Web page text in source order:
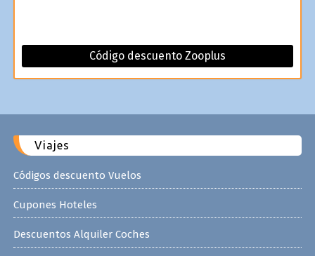
Código descuento Zooplus
Viajes
Códigos descuento Vuelos
Cupones Hoteles
Descuentos Alquiler Coches